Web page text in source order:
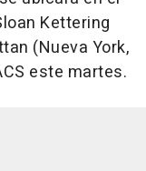
Kettering
(Nueva York,
este martes.